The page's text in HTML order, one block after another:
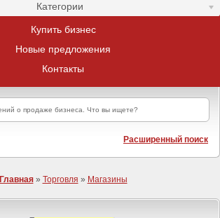
Категории
Купить бизнес
Новые предложения
Контакты
Расширенный поиск
Главная» Торговля » Магазины